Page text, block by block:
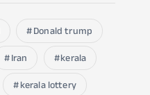
Donald trump
Iran
kerala
kerala lottery